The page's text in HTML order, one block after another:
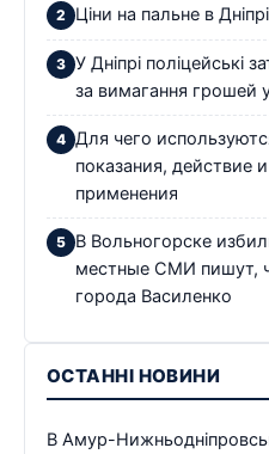
Ціни на пальне в
У Дніпрі поліцейські
за вимагання грошей
Для чего
показания, действие
применения
В Вольногорске
местные СМИ пишут,
города Василенко
ОСТАННІ НОВИНИ
В Амур-